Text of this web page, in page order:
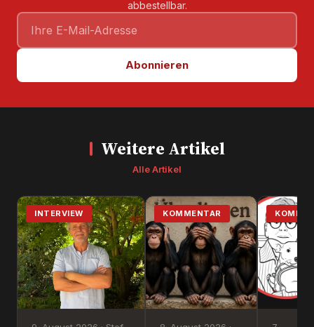
abbestellbar.
Abonnieren
Weitere Artikel
Alle Artikel
INTERVIEW KOMMENTAR